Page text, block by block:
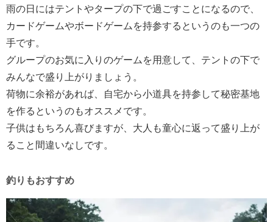
雨の日にはテントやタープの下で過ごすことになるので、
カードゲームやボードゲームを持参するというのも一つの
手です。
グループのお気に入りのゲームを用意して、テントの下で
みんなで盛り上がりましょう。
荷物に余裕があれば、自宅から小道具を持参して秘密基地
を作るというのもオススメです。
子供はもちろん喜びますが、大人も童心に返って盛り上が
ること間違いなしです。
釣りもおすすめ